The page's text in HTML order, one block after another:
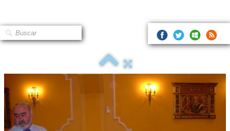
Que es la ARSA
Hacerse socio
Log diploma en Pdf
Fotos ▼